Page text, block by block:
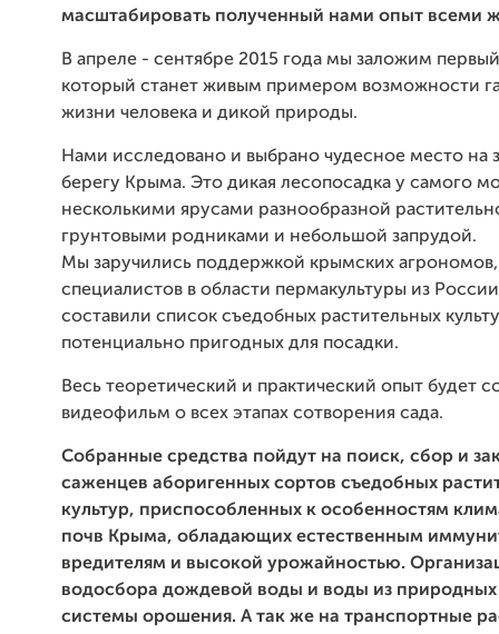
масштабировать полученный нами опыт
В апреле - сентябре 2015 года мы заложим
который станет живым примером возможности
жизни человека и дикой природы.
Нами исследовано и выбрано чудесное место на
берегу Крыма. Это дикая лесопосадка у самого
несколькими ярусами разнообразной
грунтовыми родниками и небольшой запрудой.
Мы заручились поддержкой крымских агрономов,
специалистов в области пермакультуры из
составили список съедобных растительных
потенциально пригодных для посадки.
Весь теоретический и практический опыт будет
видеофильм о всех этапах сотворения сада.
Собранные средства пойдут на поиск, сбор и
саженцев аборигенных сортов съедобных
культур, приспособленных к особенностям
почв Крыма, обладающих естественным
вредителям и высокой урожайностью.
водосбора дождевой воды и воды из природных
системы орошения. А так же на транспортные